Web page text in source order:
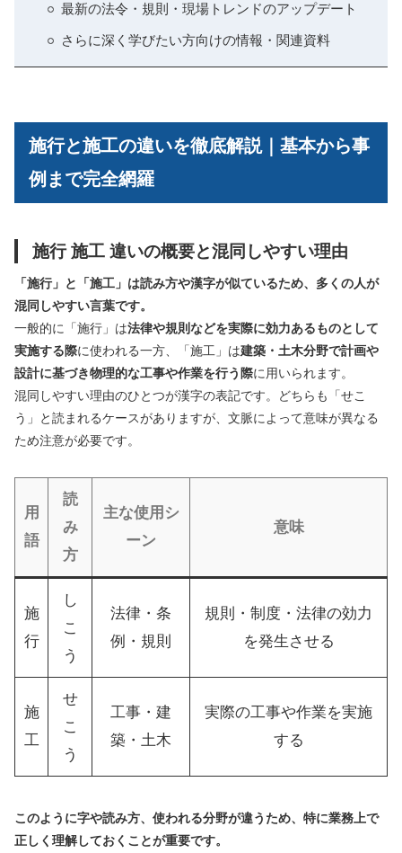
最新の法令・規則・現場トレンドのアップデート
さらに深く学びたい方向けの情報・関連資料
施行と施工の違いを徹底解説｜基本から事
例まで完全網羅
施行 施工 違いの概要と混同しやすい理由
「施行」と「施工」は読み方や漢字が似ているため、多くの人が
混同しやすい言葉です。
一般的に「施行」は法律や規則などを実際に効力あるものとして
実施する際に使われる一方、「施工」は建築・土木分野で計画や
設計に基づき物理的な工事や作業を行う際に用いられます。
混同しやすい理由のひとつが漢字の表記です。どちらも「せこ
う」と読まれるケースがありますが、文脈によって意味が異なる
ため注意が必要です。
用
語
読
み
方
主な使用シ
ーン
意味
施
行
し
こ
う
法律・条
例・規則
規則・制度・法律の効力
を発生させる
施
工
せ
こ
う
工事・建
築・土木
実際の工事や作業を実施
する
このように字や読み方、使われる分野が違うため、特に業務上で
正しく理解しておくことが重要です。